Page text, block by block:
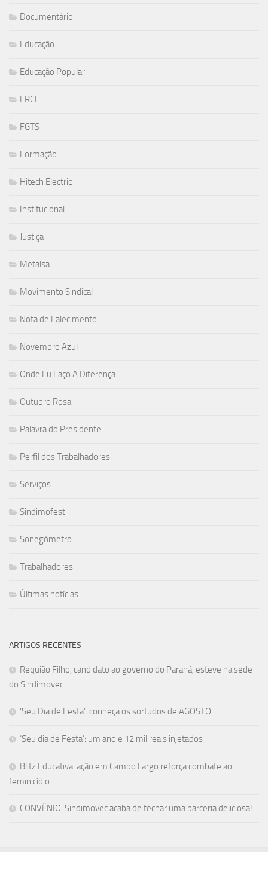
Documentário
Educação
Educação Popular
ERCE
FGTS
Formação
Hitech Electric
Institucional
Justiça
Metalsa
Movimento Sindical
Nota de Falecimento
Novembro Azul
Onde Eu Faço A Diferença
Outubro Rosa
Palavra do Presidente
Perfil dos Trabalhadores
Serviços
Sindimofest
Sonegômetro
Trabalhadores
Últimas notícias
ARTIGOS RECENTES
Requião Filho, candidato ao governo do Paraná, esteve na sede
do Sindimovec
‘Seu Dia de Festa’: conheça os sortudos de AGOSTO
‘Seu dia de Festa’: um ano e 12 mil reais injetados
Blitz Educativa: ação em Campo Largo reforça combate ao
feminicídio
CONVÊNIO: Sindimovec acaba de fechar uma parceria deliciosa!